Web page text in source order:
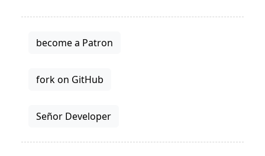
become a Patron
fork on GitHub
Señor Developer